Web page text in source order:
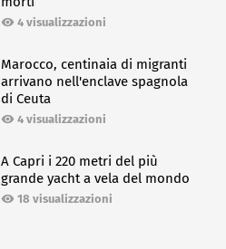
4 visualizzazioni
Marocco, centinaia di migranti
arrivano nell'enclave spagnola
di Ceuta
4 visualizzazioni
A Capri i 220 metri del più
grande yacht a vela del mondo
18 visualizzazioni